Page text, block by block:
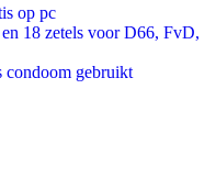
op pc
18 zetels voor D66, FvD,
condoom gebruikt